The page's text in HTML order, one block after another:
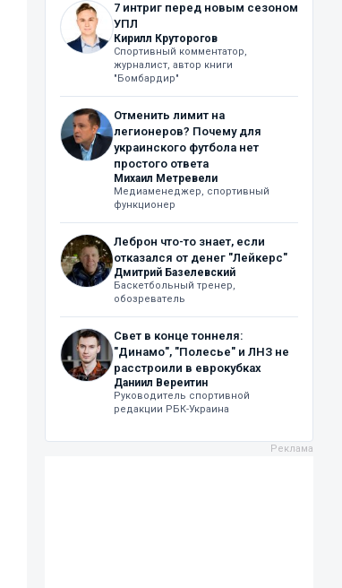
7 интриг перед новым сезоном
УПЛ
Кирилл Круторогов
Спортивный комментатор,
журналист, автор книги
"Бомбардир"
Отменить лимит на
легионеров? Почему для
украинского футбола нет
простого ответа
Михаил Метревели
Медиаменеджер, спортивный
функционер
Леброн что-то знает, если
отказался от денег "Лейкерс"
Дмитрий Базелевский
Баскетбольный тренер,
обозреватель
Свет в конце тоннеля:
"Динамо", "Полесье" и ЛНЗ не
расстроили в еврокубках
Даниил Вереитин
Руководитель спортивной
редакции РБК-Украина